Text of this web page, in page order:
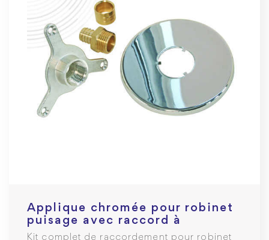
Applique chromée pour robinet
puisage avec raccord à
glissement PER Ø16mm F 1/2
Kit complet de raccordement pour robinet